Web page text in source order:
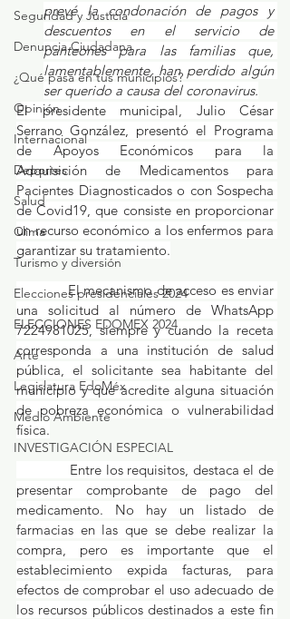
Seguridad y Justicia
Denuncia Ciudadana
¿Qué pasa en tus municipios?
Opinión
Internacional
Deportes
Salud
Clima
Turismo y diversión
Elecciones presidenciales 2024
ELECCIONES EDOMEX 2024
Arte
Legislatura EdoMéx
Medio Ambiente
INVESTIGACIÓN ESPECIAL
prevé la condonación de pagos y
descuentos en el servicio de
panteones para las familias que,
lamentablemente, han perdido algún
ser querido a causa del coronavirus.
El presidente municipal, Julio César
Serrano González, presentó el Programa
de Apoyos Económicos para la
Adquisición de Medicamentos para
Pacientes Diagnosticados o con Sospecha
de Covid19, que consiste en proporcionar
un recurso económico a los enfermos para
garantizar su tratamiento.
             El mecanismo de acceso es enviar
una solicitud al número de WhatsApp
7224981025, siempre y cuando la receta
corresponda a una institución de salud
pública, el solicitante sea habitante del
municipio y que acredite alguna situación
de pobreza económica o vulnerabilidad
física.
presentar comprobante de pago del
medicamento. No hay un listado de
farmacias en las que se debe realizar la
compra, pero es importante que el
establecimiento expida facturas, para
efectos de comprobar el uso adecuado de
los recursos públicos destinados a este fin